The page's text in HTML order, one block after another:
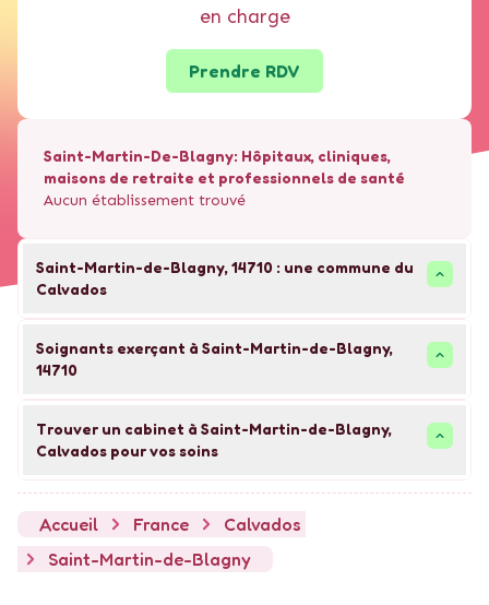
en charge
Prendre RDV
Saint-Martin-De-Blagny: Hôpitaux, cliniques,
maisons de retraite et professionnels de santé
Aucun établissement trouvé
Saint-Martin-de-Blagny,14710 : une commune du
Calvados
Soignants exerçant à Saint-Martin-de-Blagny,
14710
Trouver un cabinet à Saint-Martin-de-Blagny,
Calvados pour vos soins
Accueil France
Calvados
Saint-Martin-de-Blagny